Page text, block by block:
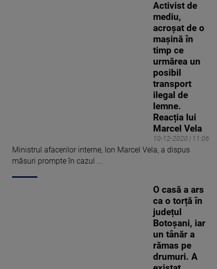
10-12-2020 | 11:06
Activist de
mediu,
acroșat de o
mașină în
timp ce
urmărea un
posibil
transport
ilegal de
lemne.
Reacția lui
Marcel Vela
Ministrul afacerilor interne, Ion Marcel Vela, a dispus
măsuri prompte în cazul ...
O casă a ars
ca o torță în
județul
Botoșani, iar
un tânăr a
rămas pe
drumuri. A